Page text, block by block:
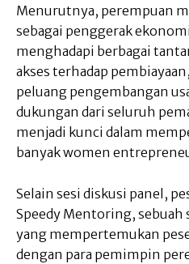
Menurutnya, perempuan
sebagai penggerak
menghadapi berbagai
akses terhadap
peluang pengembangan
dukungan dari seluruh
menjadi kunci dalam
banyak women
Selain sesi diskusi panel,
Speedy Mentoring,
yang mempertemukan
dengan para pemimpin